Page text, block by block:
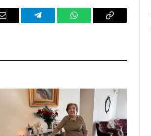
Email Telegram WhatsAppCopy